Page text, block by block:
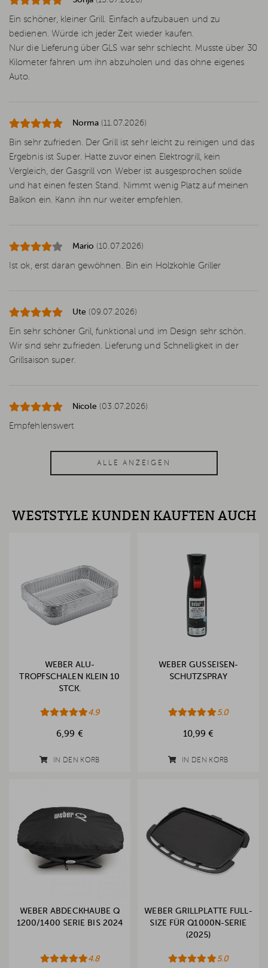
Ein schöner, kleiner Grill. Einfach aufzubauen und zu
bedienen. Würde ich jeder Zeit wieder kaufen.
Nur die Lieferung über GLS war sehr schlecht. Musste über 30
Kilometer fahren um ihn abzuholen und das ohne eigenes
Auto.
Norma (11.07.2026)
Bin sehr zufrieden. Der Grill ist sehr leicht zu reinigen und das
Ergebnis ist Super. Hatte zuvor einen Elektrogrill, kein
Vergleich, der Gasgrill von Weber ist ausgesprochen solide
und hat einen festen Stand. Nimmt wenig Platz auf meinen
Balkon ein. Kann ihn nur weiter empfehlen.
Mario (10.07.2026)
Ist ok, erst daran gewöhnen. Bin ein Holzkohle Griller
Ute (09.07.2026)
Ein sehr schöner Gril, funktional und im Design sehr schön.
Wir sind sehr zufrieden. Lieferung und Schnelligkeit in der
Grillsaison super.
Nicole (03.07.2026)
Empfehlenswert
ALLE ANZEIGEN
WESTSTYLE KUNDEN KAUFTEN AUCH
WEBER ALU-
TROPFSCHALEN KLEIN 10
STCK.
4.9
6,99 €
IN DEN KORB
WEBER GUSSEISEN-
SCHUTZSPRAY
5.0
10,99 €
IN DEN KORB
WEBER ABDECKHAUBE Q
1200/1400 SERIE BIS 2024
4.8
WEBER GRILLPLATTE FULL-
SIZE FÜR Q1000N-SERIE
(2025)
5.0